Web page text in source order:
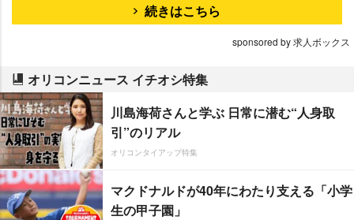
続きはこちら
sponsored by 求人ボックス
オリコンニュース イチオシ特集
川島海荷さんと学ぶ 日常に潜む“人身取
引”のリアル
オリコンタイアップ特集
マクドナルドが40年にわたり支える「小学
生の甲子園」